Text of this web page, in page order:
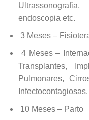
endoscopia etc.
3 Meses –
4 Meses –
Transplantes,
Pulmonares,
Infectocontagiosas.
10 Meses – Parto